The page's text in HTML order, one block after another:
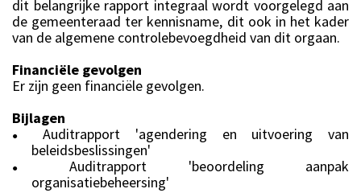
dit belangrijke rapport integraal wordt voorgelegd aan
de gemeenteraad ter kennisname, dit ook in het kader
van de algemene controlebevoegdheid van dit orgaan.
Financiële gevolgen
Er zijn geen financiële gevolgen.
Bijlagen
●
Auditrapport 'agendering en uitvoering van
beleidsbeslissingen'
●
Auditrapport 'beoordeling aanpak
organisatiebeheersing'